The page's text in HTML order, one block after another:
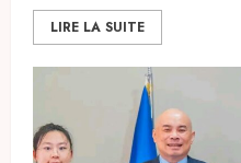
LIRE LA SUITE